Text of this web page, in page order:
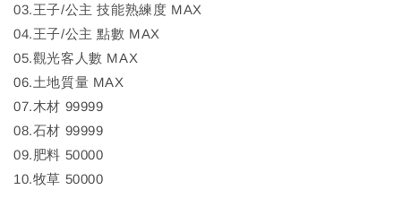
03.王子/公主 技能熟練度 MAX
04.王子/公主 點數 MAX
05.觀光客人數 MAX
06.土地質量 MAX
07.木材 99999
08.石材 99999
09.肥料 50000
10.牧草 50000